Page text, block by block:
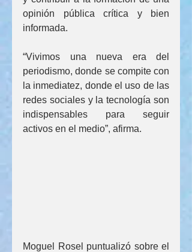
opinión pública crítica y bien
informada.
“Vivimos una nueva era del
periodismo, donde se compite con
la inmediatez, donde el uso de las
redes sociales y la tecnología son
indispensables para seguir
activos en el medio”, afirma.
Moguel Rosel puntualizó sobre el